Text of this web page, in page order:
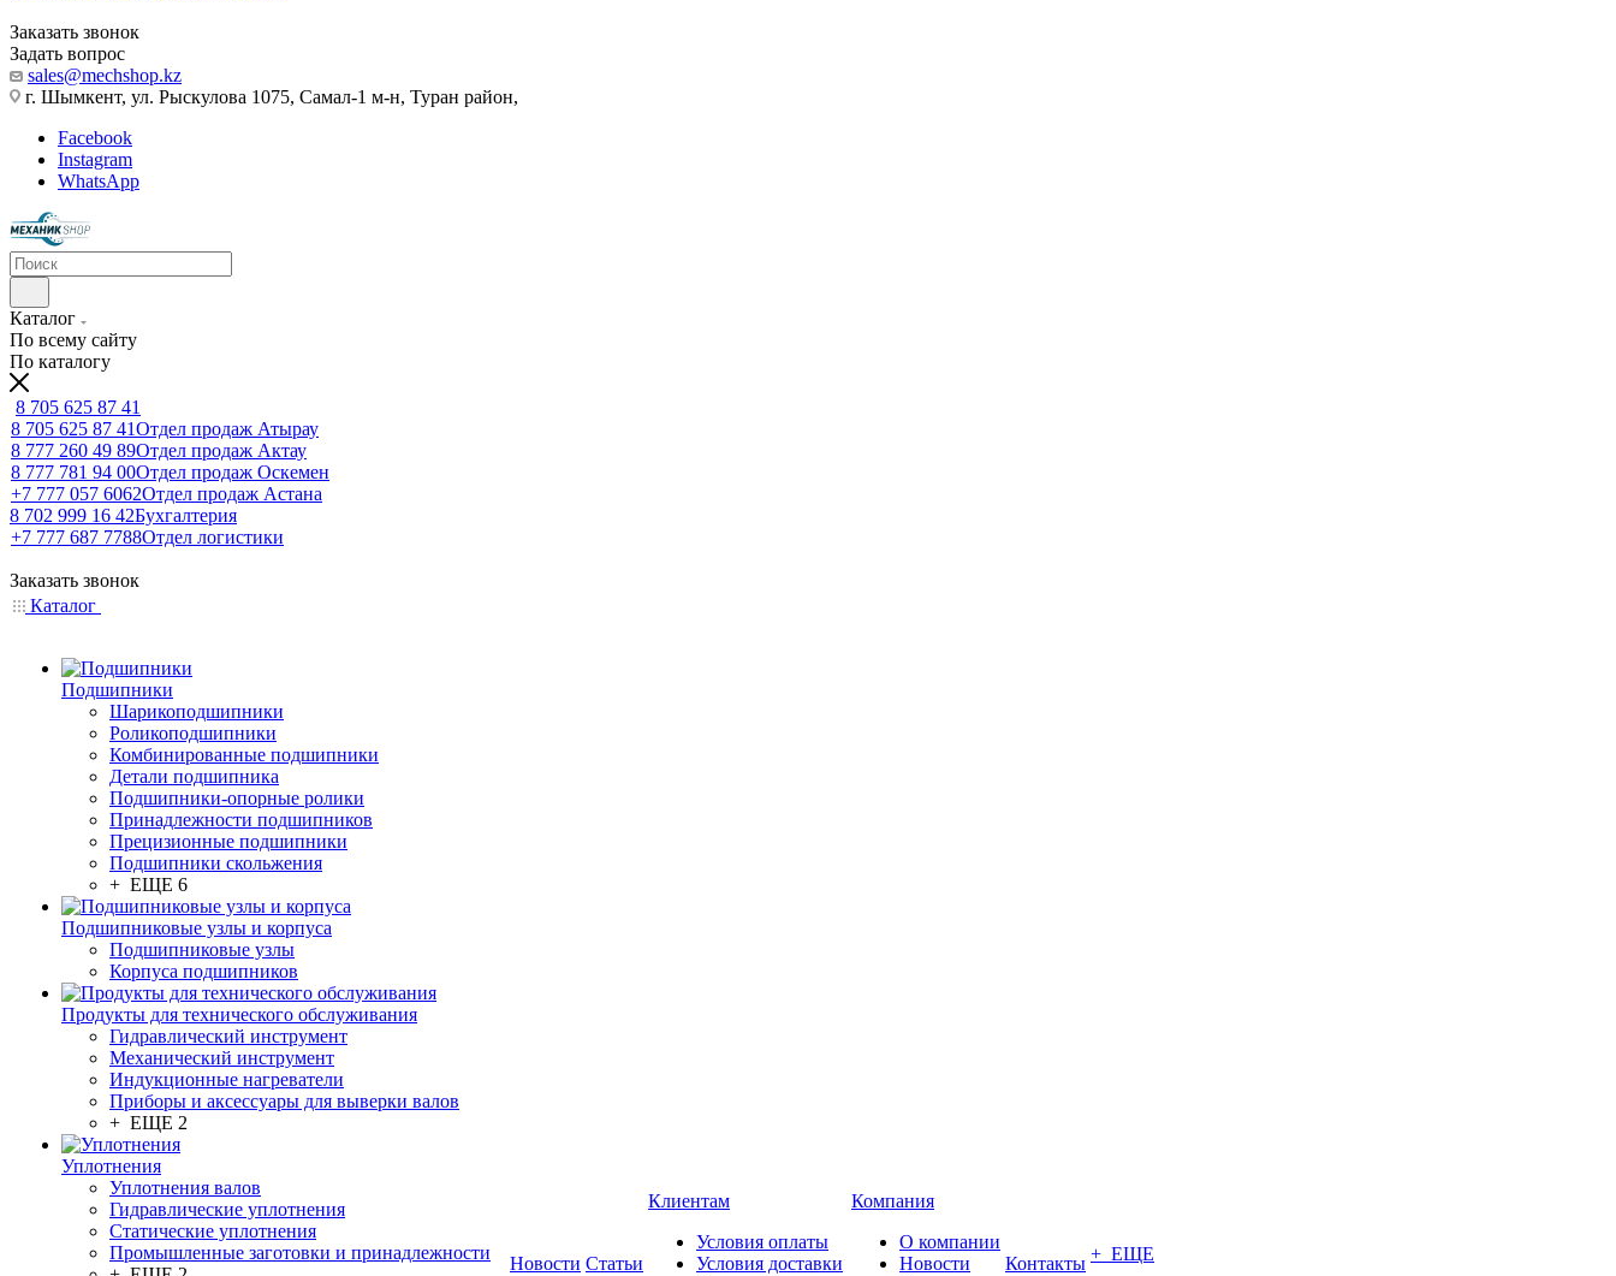
Заказать звонок
Задать вопрос
sales@mechshop.kz
г. Шымкент, ул. Рыскулова 1075, ​Самал-1 м-н, Туран район,
Facebook
Instagram
WhatsApp
Каталог
По всему сайту
По каталогу
8 705 625 87 41
8 705 625 87 41Отдел продаж Атырау
8 777 260 49 89Отдел продаж Актау
8 777 781 94 00Отдел продаж Оскемен
+7 777 057 6062Отдел продаж Астана
8 702 999 16 42Бухгалтерия
+7 777 687 7788Отдел логистики
Заказать звонок
Каталог
Подшипники
Шарикоподшипники
Роликоподшипники
Комбинированные подшипники
Детали подшипника
Подшипники-опорные ролики
Принадлежности подшипников
Прецизионные подшипники
Подшипники скольжения
+ ЕЩЕ 6
Подшипниковые узлы и корпуса
Подшипниковые узлы
Корпуса подшипников
Продукты для технического обслуживания
Гидравлический инструмент
Механический инструмент
Индукционные нагреватели
Приборы и аксессуары для выверки валов
+ ЕЩЕ 2
Уплотнения
Уплотнения валов
Гидравлические уплотнения
Статические уплотнения
Промышленные заготовки и принадлежности
Новости Статьи
Клиентам
Условия оплаты
Условия доставки
Компания
О компании
Новости
Контакты + ЕЩЕ